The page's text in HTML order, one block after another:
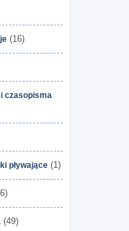
(16)
czasopisma
pływające (1)
(49)